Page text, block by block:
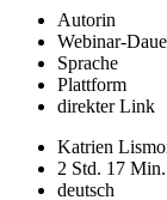
Autorin
Webinar-
Sprache
Plattform
direkter Link
Katrien
2 Std. 17 Min.
deutsch